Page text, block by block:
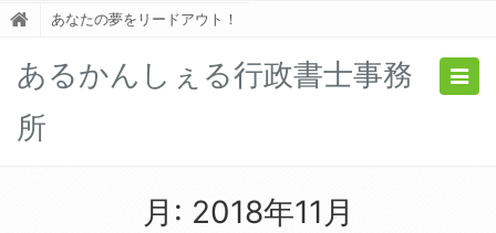
あなたの夢をリードアウト！
あるかんしぇる行政書士事務
所
月: 2018年11月